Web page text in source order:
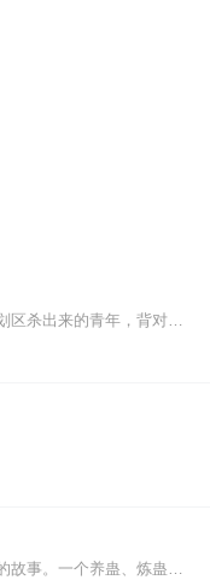
【内容简介】灾变过后，大地满目疮痍。粮食匮乏，资源紧俏，局势混乱……一位从待规划区杀出来的青年，背对着漫天黄沙，孤身来到九区谋生，却不曾想偶然结识三五好友，一念...
内容简介【黑暗文反派流封神之作】人是万物之灵，蛊是天地真精。一个穿越者不断重生的故事。一个养蛊、炼蛊、用蛊的奇特世界。配音组（男角色）老宝玉旁白...